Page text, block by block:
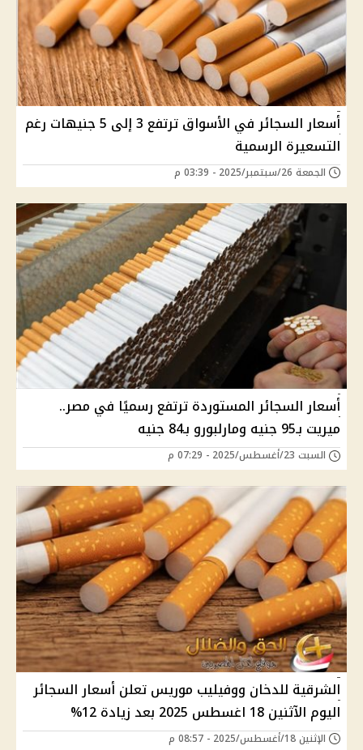
أسعار السجائر في الأسواق ترتفع 3 إلى 5 جنيهات رغم
التسعيرة الرسمية
الجمعة 26/سبتمبر/2025 - 03:39 م
أسعار السجائر المستوردة ترتفع رسميًا في مصر..
ميريت بـ95 جنيه ومارلبورو بـ84 جنيه
السبت 23/أغسطس/2025 - 07:29 م
الشرقية للدخان ووفيليب موريس تعلن أسعار السجائر
اليوم الآثنين 18 اغسطس 2025 بعد زيادة 12%
الإثنين 18/أغسطس/2025 - 08:57 م